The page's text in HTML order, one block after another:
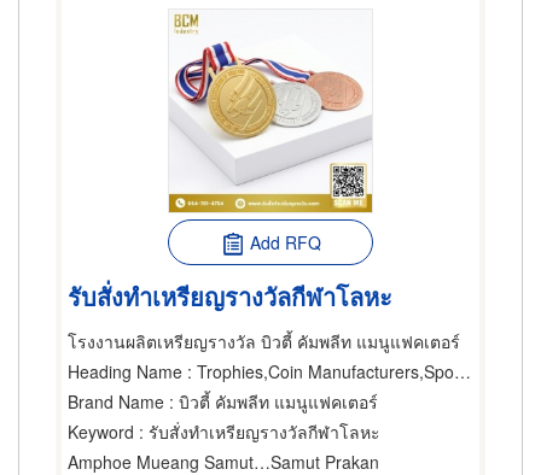
Add RFQ
รับสั่งทำเหรียญรางวัลกีฬาโลหะ
โรงงานผลิตเหรียญรางวัล บิวตี้ คัมพลีท แมนูแฟคเตอร์
Heading Name : Trophies,Coin Manufacturers,Sports Promoters
Brand Name : บิวตี้ คัมพลีท แมนูแฟคเตอร์
Keyword : รับสั่งทำเหรียญรางวัลกีฬาโลหะ
Amphoe Mueang Samut PrakarnSamut Prakan